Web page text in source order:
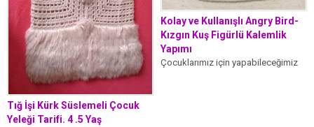
Tığ İşi Kürk Süslemeli Çocuk
Yeleği Tarifi. 4 .5 Yaş
Kolay ve Kullanışlı Angry Bird-
Kızgın Kuş Figürlü Kalemlik
Yapımı
Çocuklarımız için yapabileceğimiz